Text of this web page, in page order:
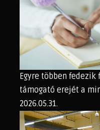
Egyre többen
támogató erejét a
2026.05.31.